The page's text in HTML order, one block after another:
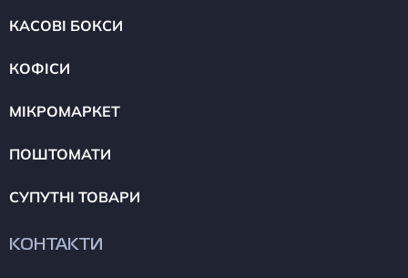
КАСОВІ БОКСИ
КОФІСИ
МІКРОМАРКЕТ
ПОШТОМАТИ
СУПУТНІ ТОВАРИ
КОНТАКТИ